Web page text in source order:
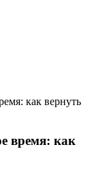
как вернуть
время: как